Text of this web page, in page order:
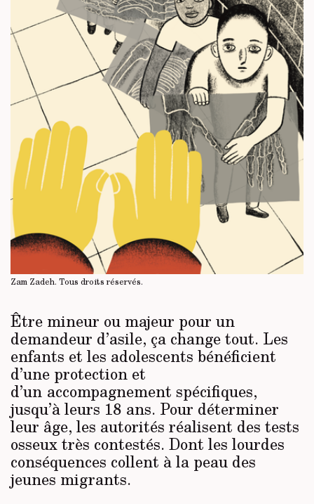
Zam Zadeh. Tous droits réservés.
Être mineur ou majeur pour un
demandeur d’asile, ça change tout. Les
enfants et les adolescents bénéficient
d’une protection et
d’un accompagnement spécifiques,
jusqu’à leurs 18 ans. Pour déterminer
leur âge, les autorités réalisent des tests
osseux très contestés. Dont les lourdes
conséquences collent à la peau des
jeunes migrants.